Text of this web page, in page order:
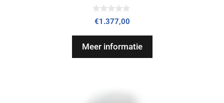
0
v
5
€1.377,00
Meer informatie